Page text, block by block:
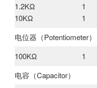
1.2KΩ
10KΩ
1
1
电位器（Potentiometer）
100KΩ
1
电容（Capacitor）